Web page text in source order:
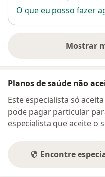
O que eu posso fazer
Mostrar
Planos de saúde não
Este especialista só
pode pagar particular
especialista que aceite o
Encontre